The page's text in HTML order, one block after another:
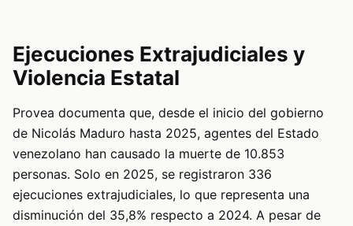
Ejecuciones Extrajudiciales y
Violencia Estatal
Provea documenta que, desde el inicio del gobierno
de Nicolás Maduro hasta 2025, agentes del Estado
venezolano han causado la muerte de 10.853
personas. Solo en 2025, se registraron 336
ejecuciones extrajudiciales, lo que representa una
disminución del 35,8% respecto a 2024. A pesar de